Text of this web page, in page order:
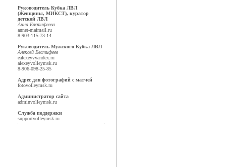
Руководитель Кубка ЛВЛ
(Женщины, МИКСТ), куратор
детской ЛВЛ
Анна Евстифеева
annet-maimail.ru
8-903-115-73-14
Руководитель Мужского Кубка ЛВЛ
Алексей Евстифеев
ealexeyvyandex.ru
alexeyvolleymsk.ru
8-906-098-25-85
Адрес для фотографий с матчей
fotovolleymsk.ru
Администратор сайта
adminvolleymsk.ru
Служба поддержки
supportvolleymsk.ru